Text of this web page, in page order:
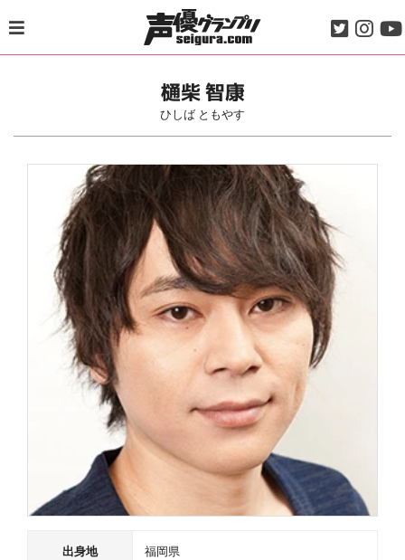
to
content
樋柴 智康
ひしば ともやす
出身地 福岡県